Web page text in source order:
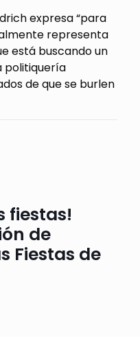
expresa “para
representa
está buscando un
politiquería
de que se burlen
fiestas!
de
Fiestas de